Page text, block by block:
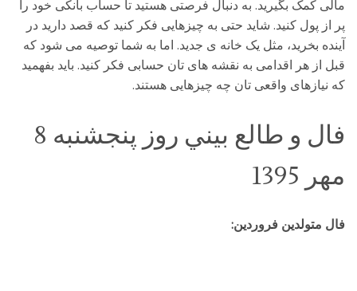
مالی کمک بگیرید. به دنبال فرصتی هستید تا حساب بانکی خود را
پر از پول کنید. شاید حتی به چیزهایی فکر کنید که قصد دارید در
آینده بخرید، مثل یک خانه ی جدید. اما به شما توصیه می شود که
قبل از هر اقدامی به نقشه های تان حسابی فکر کنید. باید بفهمید
که نیازهای واقعی تان چه چیزهایی هستند.
فال و طالع بيني روز پنجشنبه 8
مهر 1395
فال متولدین فروردین: